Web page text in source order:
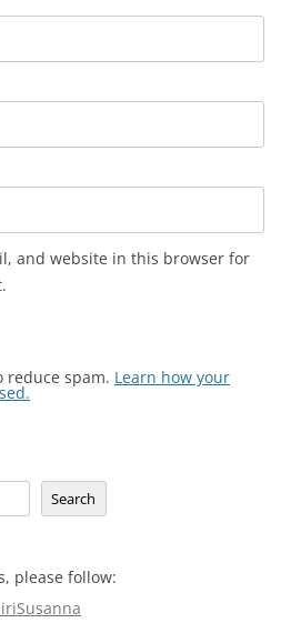
and website in this browser for
reduce spam. Learn how your
Search
please follow: